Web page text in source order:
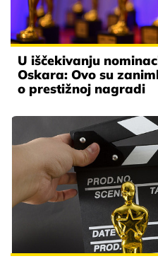
U iščekivanju
Oskara: Ovo su
o prestižnoj nagradi